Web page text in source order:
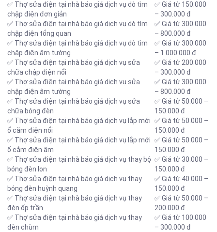
✅ Thợ sửa điện tại nhà báo giá dịch vụ dò tìm
chập điện đơn giản
✅ Giá từ 150.000
– 300.000 đ
✅ Thợ sửa điện tại nhà báo giá dịch vụ dò tìm
chập điện tổng quan
✅ Giá từ 300.000
– 800.000 đ
✅ Thợ sửa điện tại nhà báo giá dịch vụ dò tìm
chập điện âm tường
✅ Giá từ 300.000
– 1.000.000 đ
✅ Thợ sửa điện tại nhà báo giá dịch vụ sửa
chữa chập điện nổi
✅ Giá từ 200.000
– 300.000 đ
✅ Thợ sửa điện tại nhà báo giá dịch vụ sửa
chập điện âm tường
✅ Giá từ 300.000
– 800.000 đ
✅ Thợ sửa điện tại nhà báo giá dịch vụ sửa
chữa bóng đèn
✅ Giá từ 50.000 –
150.000 đ
✅ Thợ sửa điện tại nhà báo giá dịch vụ lắp mới
ổ cắm điện nổi
✅ Giá từ 50.000 –
150.000 đ
✅ Thợ sửa điện tại nhà báo giá dịch vụ lắp mới
ổ cắm điện âm
✅ Giá từ 50.000 –
150.000 đ
✅ Thợ sửa điện tại nhà báo giá dịch vụ thay bộ
bóng đèn lon
✅ Giá từ 30.000 –
150.000 đ
✅ Thợ sửa điện tại nhà báo giá dịch vụ thay
bóng đèn huỳnh quang
✅ Giá từ 40.000 –
150.000 đ
✅ Thợ sửa điện tại nhà báo giá dịch vụ thay
đèn ốp trần
✅ Giá từ 50.000 –
200.000 đ
✅ Thợ sửa điện tại nhà báo giá dịch vụ thay
đèn chùm
✅ Giá từ 100.000
– 300.000 đ